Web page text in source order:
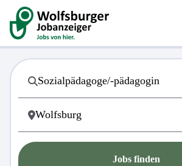
Jobs finden